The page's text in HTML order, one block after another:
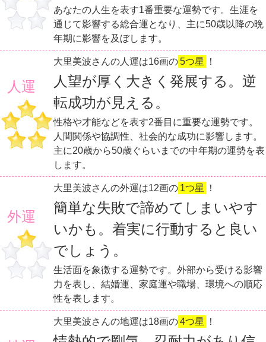
あなたの人生を表す1番重要な運勢です。生涯を
通じて影響する総合運となり、主に50歳以降の晩
年期に影響を及ぼします。
人運
大里美波さんの人運は16画の5つ星 ！
人望が厚く大きく発展する。逆
転成功が見える。
性格や才能などを表す2番目に重要な運勢です。
人間関係や協調性、社会的な成功に影響します。
主に20歳から50歳ぐらいまでの中年期の運勢を表
します。
外運
大里美波さんの外運は12画の 1つ星 ！
簡単な失敗で諦めてしまいやす
いかも。着実に行動すると良い
でしょう。
生活面を象徴する運勢です。外部から受ける影響
力を表し、結婚運、家庭運や職場、環境への順応
性を表します。
大里美波さんの地運は18画の4つ星 ！